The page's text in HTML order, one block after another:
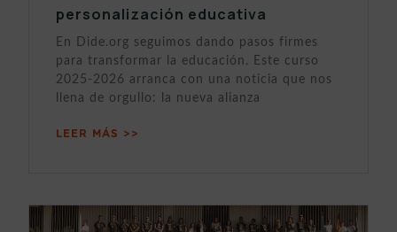
personalización educativa
En Dide.org seguimos dando pasos firmes
para transformar la educación. Este curso
2025-2026 arranca con una noticia que nos
llena de orgullo: la nueva alianza
LEER MÁS >>